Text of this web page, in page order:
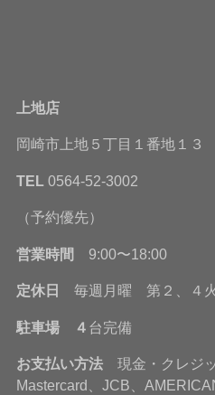
上地店
岡崎市上地５丁目１番地１３
TEL 0564-52-3002
（予約優先）
営業時間 9:00〜18:00
定休日 毎週月曜 第２、４
駐車場 ４ 台完備
お支払い方法現金・クレジッ
Mastercard、JCB、